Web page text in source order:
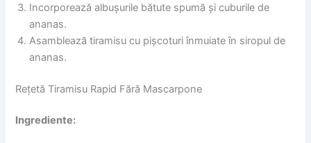
Incorporează albușurile bătute spumă și cuburile de
ananas.
Asamblează tiramisu cu pișcoturi înmuiate în siropul de
ananas.
Rețetă Tiramisu Rapid Fără Mascarpone
Ingrediente: